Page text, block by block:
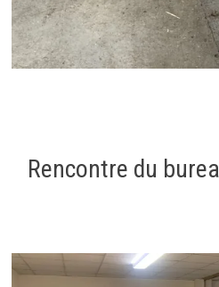
Rencontre du